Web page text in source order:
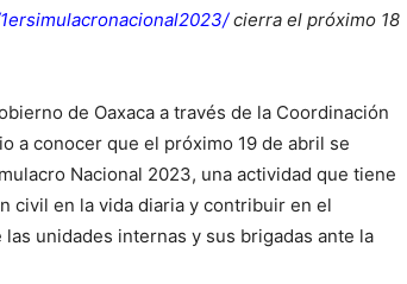
cierra el próximo 18
de Oaxaca a través de la Coordinación
a conocer que el próximo 19 de abril se
Nacional 2023, una actividad que tiene
civil en la vida diaria y contribuir en el
unidades internas y sus brigadas ante la